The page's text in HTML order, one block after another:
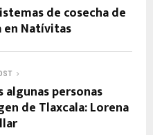
de cosecha de
en Natívitas
personas
de Tlaxcala: Lorena